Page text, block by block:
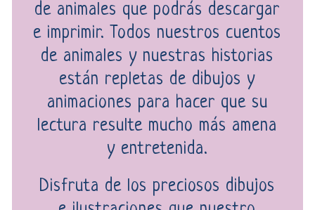
de animales que podrás descargar
e imprimir. Todos nuestros cuentos
de animales y nuestras historias
están repletas de dibujos y
animaciones para hacer que su
lectura resulte mucho más amena
y entretenida.
Disfruta de los preciosos dibujos